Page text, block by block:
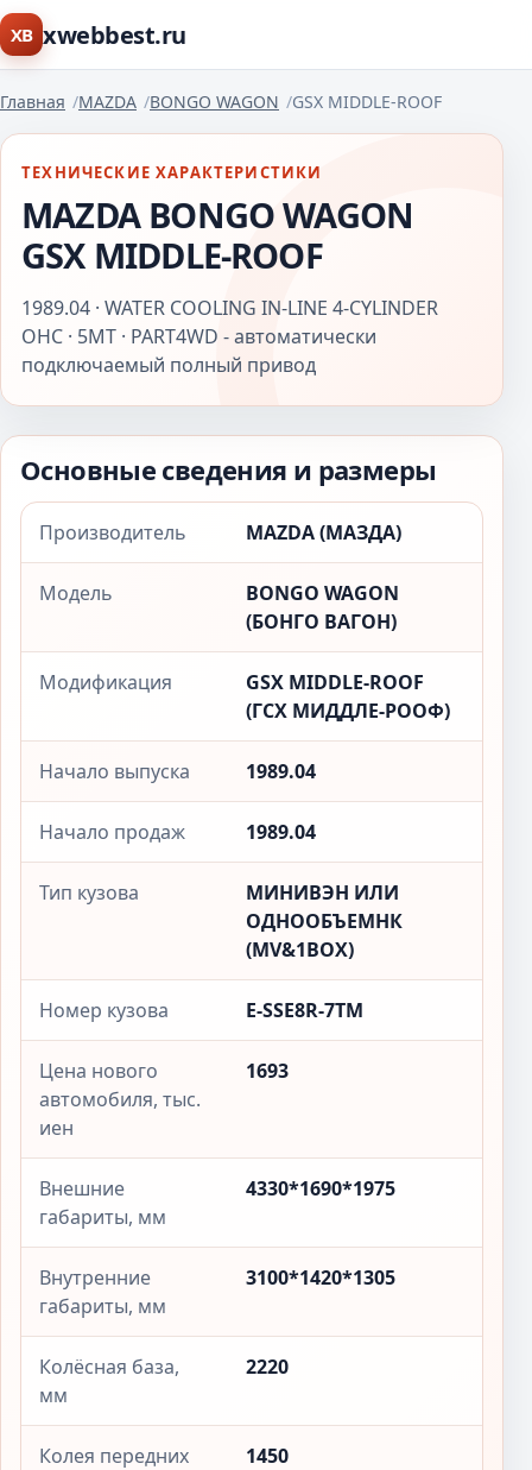
XB xwebbest.ru
Главная MAZDA BONGO WAGON GSX MIDDLE-ROOF
ТЕХНИЧЕСКИЕ ХАРАКТЕРИСТИКИ
MAZDA BONGO WAGON
GSX MIDDLE-ROOF
1989.04 · WATER COOLING IN-LINE 4-CYLINDER
OHC · 5MT · PART4WD - автоматически
подключаемый полный привод
Основные сведения и размеры
Производитель MAZDA (МАЗДА)
Модель
BONGO WAGON
(БОНГО ВАГОН)
Модификация
GSX MIDDLE-ROOF
(ГСX МИДДЛЕ-РООФ)
Начало выпуска 1989.04
Начало продаж 1989.04
Тип кузова
МИНИВЭН ИЛИ
ОДНООБЪЕМНК
(MV&1BOX)
Номер кузова E-SSE8R-7TM
Цена нового
автомобиля, тыс.
иен
1693
Внешние
габариты, мм
4330*1690*1975
Внутренние
габариты, мм
3100*1420*1305
Колёсная база,
мм
2220
Колея передних
1450